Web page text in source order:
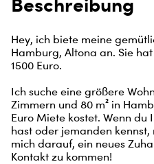
Hey, ich biete meine
Hamburg, Altona an. Sie
1500 Euro.
Ich suche eine größere
Zimmern und 80 m² in
Euro Miete kostet. Wenn du
hast oder jemanden
mich darauf, ein neues
Kontakt zu kommen!